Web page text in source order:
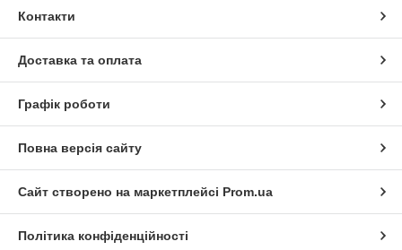
Контакти
Доставка та оплата
Графік роботи
Повна версія сайту
Сайт створено на маркетплейсі Prom.ua
Політика конфіденційності